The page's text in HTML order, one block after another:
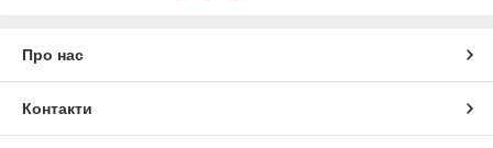
Про нас
Контакти